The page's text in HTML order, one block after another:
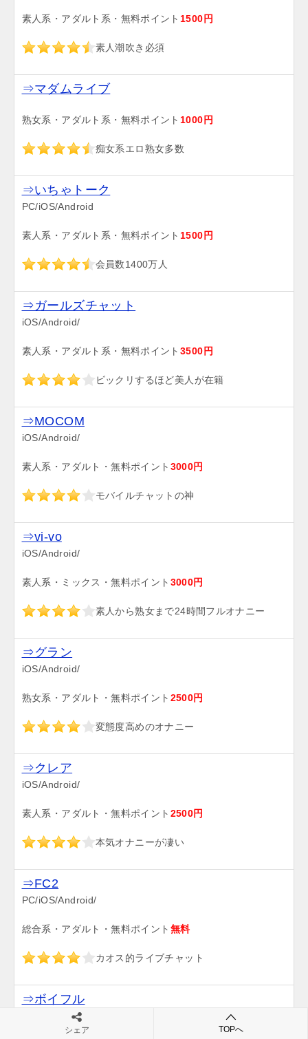
素人系・アダルト系・無料ポイント 1500円
素人潮吹き必須
⇒マダムライブ
熟女系・アダルト系・無料ポイント 1000円
痴女系エロ熟女多数
⇒いちゃトーク
PC/iOS/Android
素人系・アダルト系・無料ポイント 1500円
会員数1400万人
⇒ガールズチャット
iOS/Android/
素人系・アダルト系・無料ポイント 3500円
ビックリするほど美人が在籍
⇒MOCOM
iOS/Android/
素人系・アダルト・無料ポイント 3000円
モバイルチャットの神
⇒vi-vo
iOS/Android/
素人系・ミックス・無料ポイント 3000円
素人から熟女まで24時間フルオナニー
⇒グラン
iOS/Android/
熟女系・アダルト・無料ポイント 2500円
変態度高めのオナニー
⇒クレア
iOS/Android/
素人系・アダルト・無料ポイント 2500円
本気オナニーが凄い
⇒FC2
PC/iOS/Android/
総合系・アダルト・無料ポイント 無料
カオス的ライブチャット
⇒ボイフル
シェア TOPへ